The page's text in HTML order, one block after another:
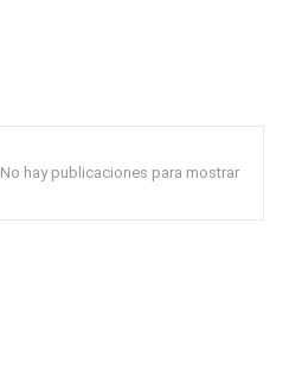
No hay publicaciones para mostrar